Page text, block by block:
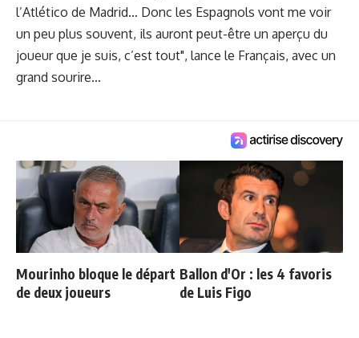
l’Atlético de Madrid… Donc les Espagnols vont me voir
un peu plus souvent, ils auront peut-être un aperçu du
joueur que je suis, c’est tout", lance le Français, avec un
grand sourire…
Mourinho bloque le départ
de deux joueurs
Ballon d'Or : les 4 favoris
de Luis Figo